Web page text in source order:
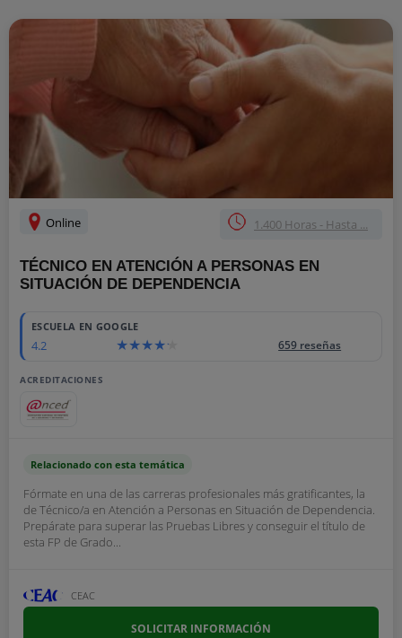
Online 1.400 Horas - Hasta ...
TÉCNICO EN ATENCIÓN A PERSONAS EN
SITUACIÓN DE DEPENDENCIA
ESCUELA EN GOOGLE
4.2 659 reseñas
ACREDITACIONES
Relacionado con esta temática
Fórmate en una de las carreras profesionales más gratificantes, la
de Técnico/a en Atención a Personas en Situación de Dependencia.
Prepárate para superar las Pruebas Libres y conseguir el título de
esta FP de Grado...
CEAC
SOLICITAR INFORMACIÓN